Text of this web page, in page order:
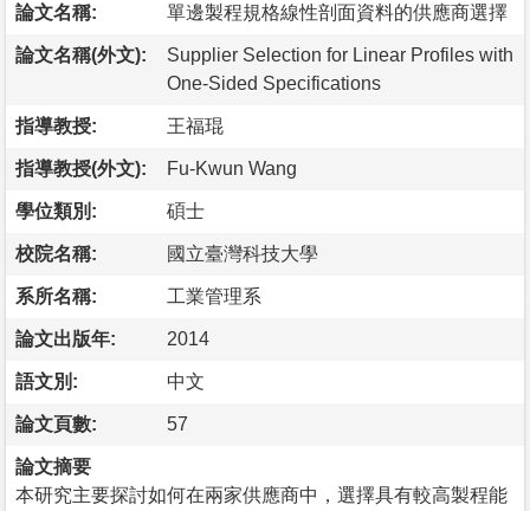
論文名稱: 單邊製程規格線性剖面資料的供應商選擇
論文名稱(外文):
Supplier Selection for Linear Profiles with
One-Sided Specifications
指導教授: 王福琨
指導教授(外文): Fu-Kwun Wang
學位類別: 碩士
校院名稱: 國立臺灣科技大學
系所名稱: 工業管理系
論文出版年: 2014
語文別: 中文
論文頁數: 57
論文摘要
本研究主要探討如何在兩家供應商中，選擇具有較高製程能